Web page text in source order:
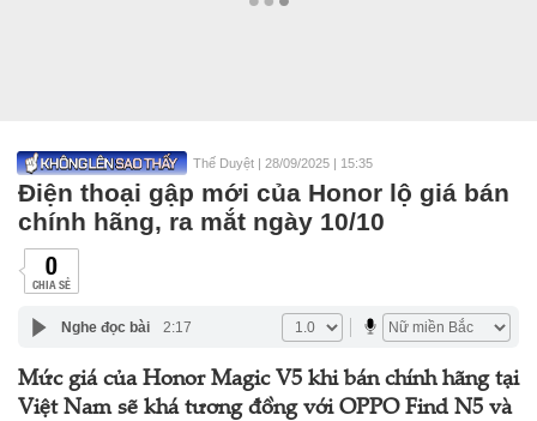
Thế Duyệt |28/09/2025 | 15:35
Điện thoại gập mới của Honor lộ giá bán
chính hãng, ra mắt ngày 10/10
0
CHIA SẺ
Nghe đọc bài 2:17
Mức giá của Honor Magic V5 khi bán chính hãng tại
Việt Nam sẽ khá tương đồng với OPPO Find N5 và